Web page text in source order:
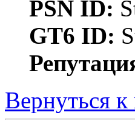
PSN ID:
GT6 ID:
Вернуться к